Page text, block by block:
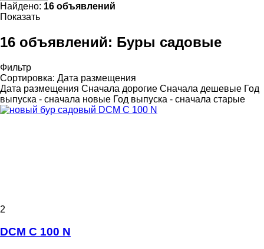
Найдено: 16 объявлений
Показать
16 объявлений: Буры садовые
Фильтр
Сортировка: Дата размещения
Дата размещения Сначала дорогие Сначала дешевые Год
выпуска - сначала новые Год выпуска - сначала старые
2
DCM C 100 N